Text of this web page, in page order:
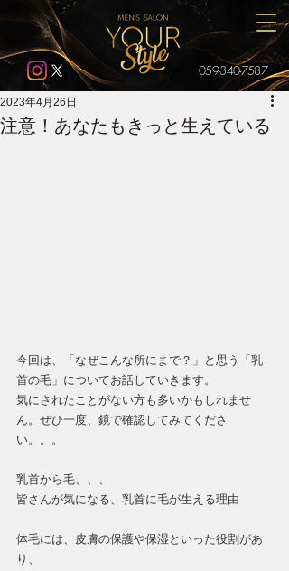
059-340-7587
注意！あなたもきっと生えている
2023年4月26日
今回は、「なぜこんな所にまで？」と思う「乳
首の毛」についてお話していきます。
気にされたことがない方も多いかもしれませ
ん。ぜひ一度、鏡で確認してみてくださ
い。。。
乳首から毛、、、
皆さんが気になる、乳首に毛が生える理由
体毛には、皮膚の保護や保湿といった役割があ
り、